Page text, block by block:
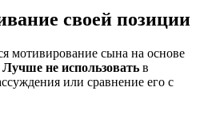
своей позиции
мотивирование сына на основе
Лучше не использовать в
или сравнение его с